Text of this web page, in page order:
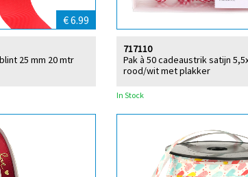
€ 6.99
25 mm 20 mtr
Pak à 50 cadeaustrik satijn
rood/wit met plakker
717110
In Stock